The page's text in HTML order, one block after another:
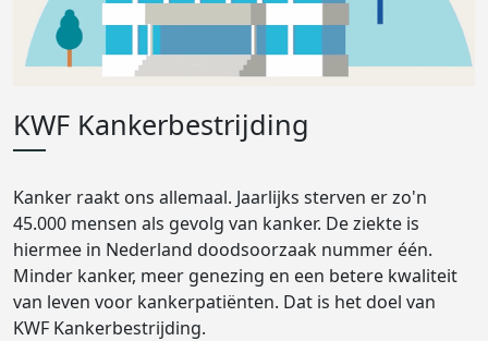
KWF Kankerbestrijding
Kanker raakt ons allemaal. Jaarlijks sterven er zo'n
45.000 mensen als gevolg van kanker. De ziekte is
hiermee in Nederland doodsoorzaak nummer één.
Minder kanker, meer genezing en een betere kwaliteit
van leven voor kankerpatiënten. Dat is het doel van
KWF Kankerbestrijding.